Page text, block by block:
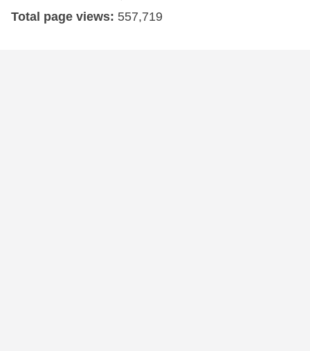
Total page views: 557,719